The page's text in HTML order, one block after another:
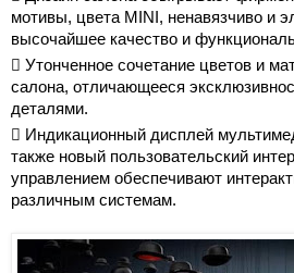
мотивы, цвета MINI, ненавязчиво и
высочайшее качество и
 Утонченное сочетание цветов и
салона, отличающееся
деталями.
 Индикационный дисплей
также новый пользовательский
управлением обеспечивают
различным системам.